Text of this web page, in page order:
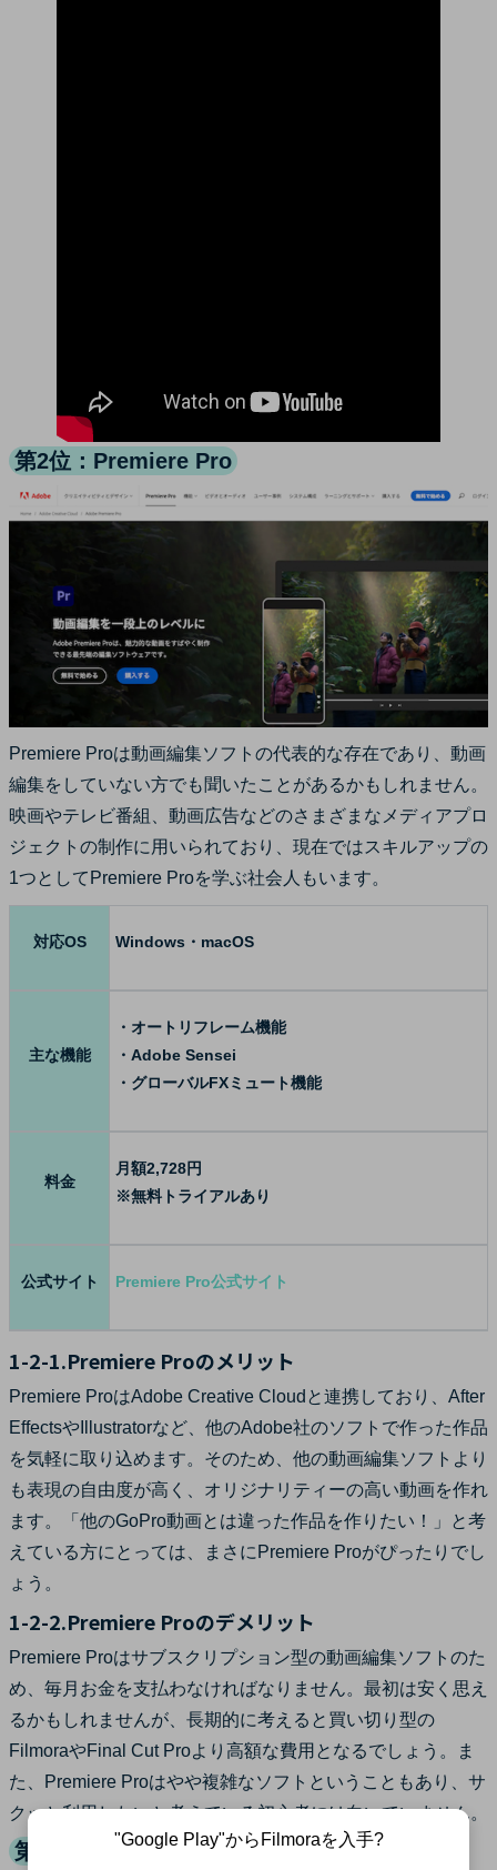
第2位：Premiere Pro
Premiere Proは動画編集ソフトの代表的な存在であり、動画
編集をしていない方でも聞いたことがあるかもしれません。
映画やテレビ番組、動画広告などのさまざまなメディアプロ
ジェクトの制作に用いられており、現在ではスキルアップの
1つとしてPremiere Proを学ぶ社会人もいます。
対応OS Windows・macOS
主な機能
・オートリフレーム機能
・Adobe Sensei
・グローバルFXミュート機能
料金
月額2,728円
※無料トライアルあり
公式サイト Premiere Pro公式サイト
1-2-1.Premiere Proのメリット
Premiere ProはAdobe Creative Cloudと連携しており、After
EffectsやIllustratorなど、他のAdobe社のソフトで作った作品
を気軽に取り込めます。そのため、他の動画編集ソフトより
も表現の自由度が高く、オリジナリティーの高い動画を作れ
ます。「他のGoPro動画とは違った作品を作りたい！」と考
えている方にとっては、まさにPremiere Proがぴったりでし
ょう。
1-2-2.Premiere Proのデメリット
Premiere Proはサブスクリプション型の動画編集ソフトのた
め、毎月お金を支払わなければなりません。最初は安く思え
るかもしれませんが、長期的に考えると買い切り型の
FilmoraやFinal Cut Proより高額な費用となるでしょう。ま
た、Premiere Proはやや複雑なソフトということもあり、サ
クッと利用したいと考えている初心者には向いていません。
第3位：Final Cut Pro
"Google Play"からFilmoraを入手?